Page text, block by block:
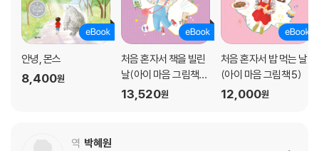
안녕, 몬스
8,400원
처음 혼자서 책을 빌린
날(아이 마음 그림책
9)
13,520원
처음 혼자서 밥 먹는 날
(아이 마음 그림책 5)
12,000원
역 박혜원